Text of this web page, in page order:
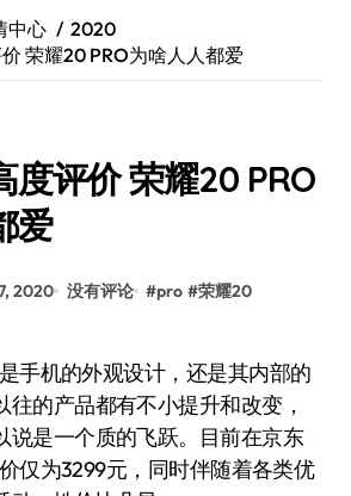
中心
2020
荣耀20 PRO为啥人人都爱
度评价 荣耀20 PRO
爱
2020 没有评论 #pro #荣耀20
往的产品都有不小提升和改变，
说是一个质的飞跃。目前在京东
仅为3299元，同时伴随着各类优